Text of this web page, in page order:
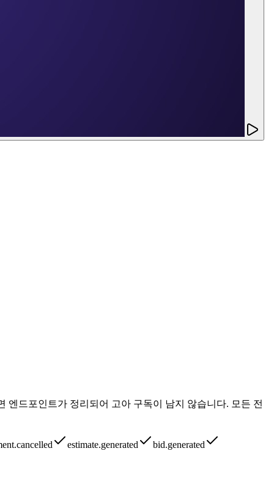
엔드포인트가 정리되어 고아 구독이 남지 않습니다. 모든 전
estimate.generated
bid.generated